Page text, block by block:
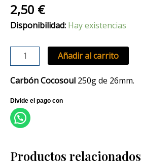
2,50 €
Disponibilidad: Hay existencias
Añadir al carrito
Carbón Cocosoul 250g de 26mm.
Productos relacionados